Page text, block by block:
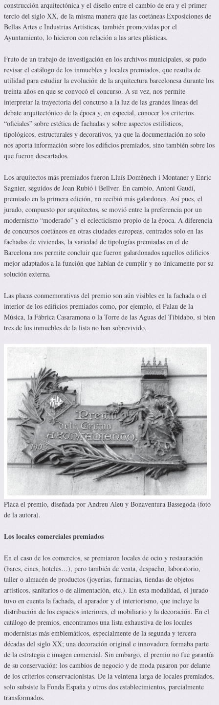
construcción arquitectónica y el diseño entre el cambio de era y el primer
tercio del siglo XX, de la misma manera que las coetáneas Exposiciones de
Bellas Artes e Industrias Artísticas, también promovidas por el
Ayuntamiento, lo hicieron con relación a las artes plásticas.
Fruto de un trabajo de investigación en los archivos municipales, se pudo
revisar el catálogo de los inmuebles y locales premiados, que resulta de
utilidad para estudiar la evolución de la arquitectura barcelonesa durante los
treinta años en que se convocó el concurso. A su vez, nos permite
interpretar la trayectoria del concurso a la luz de las grandes líneas del
debate arquitectónico de la época y, en especial, conocer los criterios
“oficiales” sobre estética de fachadas y sobre aspectos estilísticos,
tipológicos, estructurales y decorativos, ya que la documentación no solo
nos aporta información sobre los edificios premiados, sino también sobre los
que fueron descartados.
Los arquitectos más premiados fueron Lluís Domènech i Montaner y Enric
Sagnier, seguidos de Joan Rubió i Bellver. En cambio, Antoni Gaudí,
premiado en la primera edición, no recibió más galardones. Así pues, el
jurado, compuesto por arquitectos, se movió entre la preferencia por un
modernismo “moderado” y el eclecticismo propio de la época. A diferencia
de concursos coetáneos en otras ciudades europeas, centrados solo en las
fachadas de viviendas, la variedad de tipologías premiadas en el de
Barcelona nos permite concluir que fueron galardonados aquellos edificios
mejor adaptados a la función que habían de cumplir y no únicamente por su
solución externa.
Las placas conmemorativas del premio son aún visibles en la fachada o el
interior de los edificios premiados como, por ejemplo, el Palau de la
Música, la Fábrica Casaramona o la Torre de las Aguas del Tibidabo, si bien
tres de los inmuebles de la lista no han sobrevivido.
Placa el premio, diseñada por Andreu Aleu y Bonaventura Bassegoda (foto
de la autora).
Los locales comerciales premiados
En el caso de los comercios, se premiaron locales de ocio y restauración
(bares, cines, hoteles…), pero también de venta, despacho, laboratorio,
taller o almacén de productos (joyerías, farmacias, tiendas de objetos
artísticos, sanitarios o de alimentación, etc.). En esta modalidad, el jurado
tuvo en cuenta la fachada, el aparador y el interiorismo, que incluye la
distribución de los espacios interiores, el mobiliario y la decoración. En el
catálogo de premios, encontramos una lista exhaustiva de los locales
modernistas más emblemáticos, especialmente de la segunda y tercera
décadas del siglo XX; una decoración original e innovadora formaba parte
de la estrategia e imagen comercial. Sin embargo, el premio no fue garantía
de su conservación: los cambios de negocio y de moda pasaron por delante
de los criterios conservacionistas. De la veintena larga de locales premiados,
solo subsiste la Fonda España y otros dos establecimientos, parcialmente
transformados.